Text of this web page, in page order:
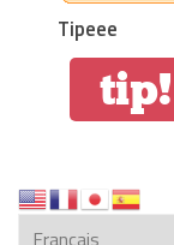
Tipeee
tip!